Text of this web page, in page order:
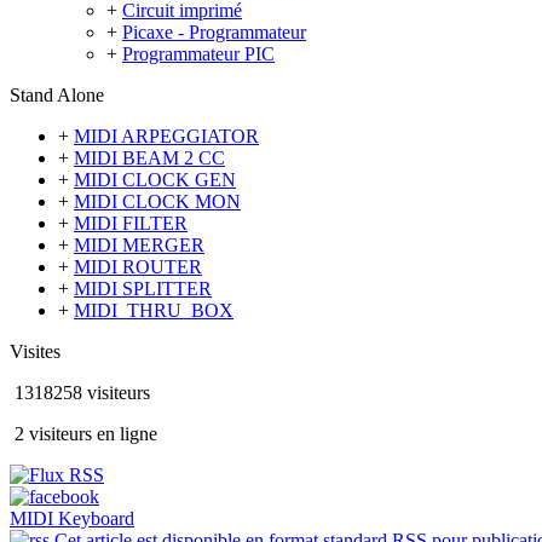
+ Circuit imprimé
+ Picaxe - Programmateur
+ Programmateur PIC
Stand Alone
+ MIDI ARPEGGIATOR
+ MIDI BEAM 2 CC
+ MIDI CLOCK GEN
+ MIDI CLOCK MON
+ MIDI FILTER
+ MIDI MERGER
+ MIDI ROUTER
+ MIDI SPLITTER
+ MIDI_THRU_BOX
Visites
1318258 visiteurs
2 visiteurs en ligne
MIDI Keyboard